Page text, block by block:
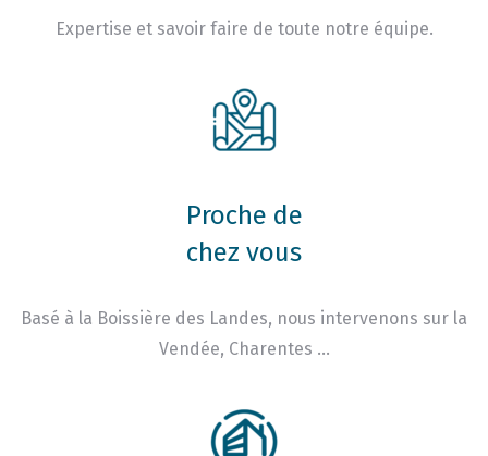
Expertise et savoir faire de toute notre équipe.
Proche de
chez vous
Basé à la Boissière des Landes, nous intervenons sur la
Vendée, Charentes …